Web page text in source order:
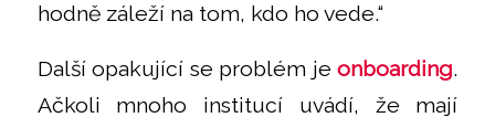
hodně záleží na tom, kdo ho vede.“
Další opakující se problém jeonboarding.
Ačkoli mnoho institucí uvádí, že mají